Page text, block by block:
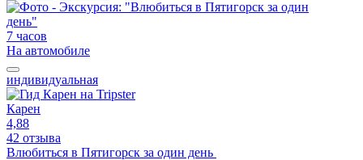
7 часов
На автомобиле
индивидуальная
Карен
4,88
42 отзыва
Влюбиться в Пятигорск за один день